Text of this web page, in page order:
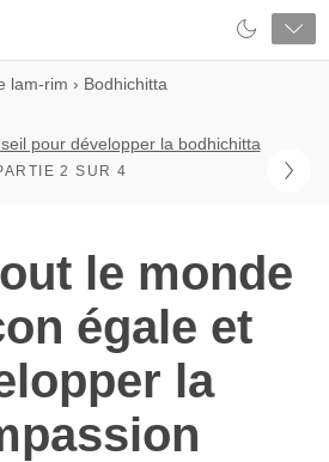
lam-rim › Bodhichitta
pour développer la bodhichitta
2 SUR 4
le monde
égale et
la